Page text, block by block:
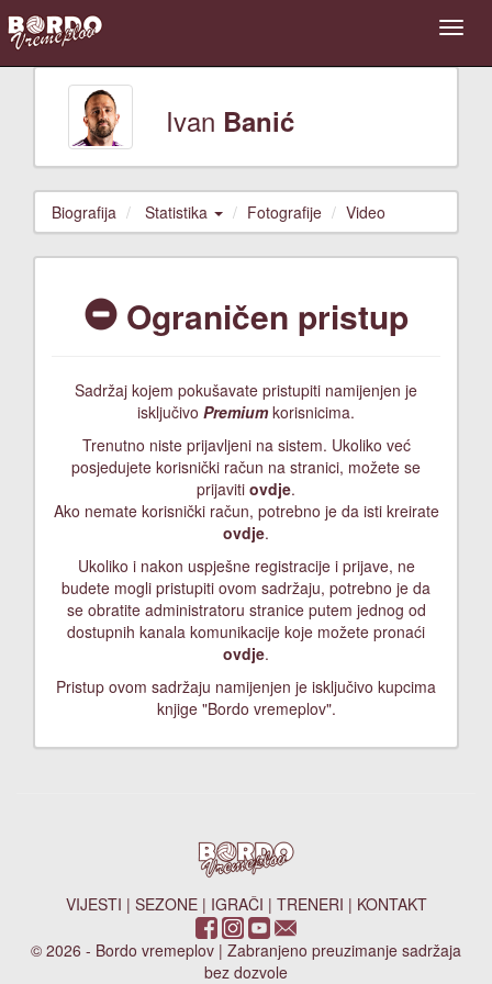
Ivan Banić
Biografija Statistika Fotografije Video
Ograničen pristup
Sadržaj kojem pokušavate pristupiti namijenjen je
isključivo Premiumkorisnicima.
Trenutno niste prijavljeni na sistem. Ukoliko već
posjedujete korisnički račun na stranici, možete se
prijaviti ovdje.
Ako nemate korisnički račun, potrebno je da isti kreirate
ovdje.
Ukoliko i nakon uspješne registracije i prijave, ne
budete mogli pristupiti ovom sadržaju, potrebno je da
se obratite administratoru stranice putem jednog od
dostupnih kanala komunikacije koje možete pronaći
ovdje.
Pristup ovom sadržaju namijenjen je isključivo kupcima
knjige "Bordo vremeplov".
VIJESTI | SEZONE| IGRAČI | TRENERI | KONTAKT
© 2026 - Bordo vremeplov | Zabranjeno preuzimanje sadržaja
bez dozvole